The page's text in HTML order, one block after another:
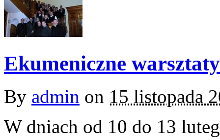
Ekumeniczne warsztaty
By admin on 15 listopada
W dniach od 10 do 13